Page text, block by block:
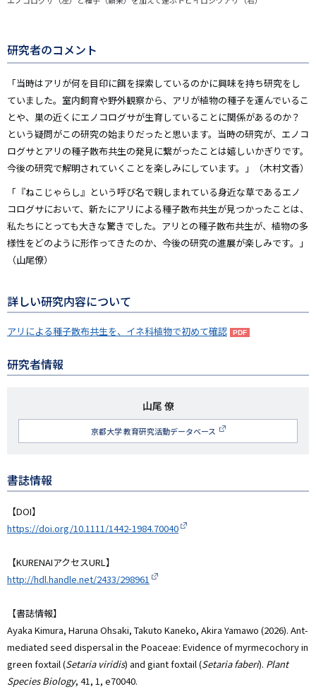
研究者のコメント
「当時はアリが何を目印に餌を探索しているのかに興味を持ち研究をし
ていました。室内飼育や野外観察から、アリが植物の種子を運んでいるこ
とや、巣の近くにエノコログサが生育していることに関係があるのか？
という疑問がこの研究の始まりだったと思います。当時の研究が、エノコ
ログサとアリの種子散布共生の発見に繋がったことは嬉しいかぎりです。
今後の研究で解明されていくことを楽しみにしています。」（木村文香）
「『ねこじゃらし』という呼び名で親しまれている身近な草であるエノ
コログサにおいて、新たにアリによる種子散布共生が見つかったことは、
私たちにとっても大きな驚きでした。アリとの種子散布共生が、植物の多
様性をどのように形作ってきたのか、今後の研究の進展が楽しみです。」
（山尾僚）
詳しい研究内容について
アリによる種子散布共生を、イネ科植物で初めて確認
研究者情報
研
究
者
山尾 僚
京都大学 教育研究活動データベース
書誌情報
【DOI】
https://doi.org/10.1111/1442-1984.70040
【KURENAIアクセスURL】
http://hdl.handle.net/2433/298961
【書誌情報】
Ayaka Kimura, Haruna Ohsaki, Takuto Kaneko, Akira Yamawo (2026). Ant-
mediated seed dispersal in the Poaceae: Evidence of myrmecochory in
green foxtail (Setaria viridis) and giant foxtail (Setaria faberi). Plant
Species Biology, 41, 1, e70040.